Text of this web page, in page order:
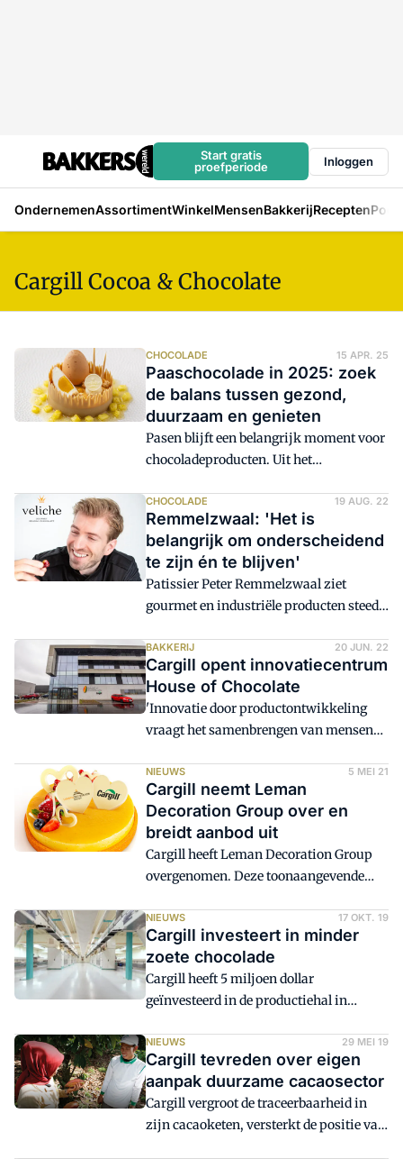
Start gratis
proefperiode
Inloggen
OndernemenAssortimentWinkelMensenBakkerijRecepten
Cargill Cocoa & Chocolate
CHOCOLADE 15 APR. 25
Paaschocolade in 2025: zoek
de balans tussen gezond,
duurzaam en genieten
Pasen blijft een belangrijk moment voor
chocoladeproducten. Uit het
Cargill blijkt dat consumenten daarbij
steeds vaker kiezen voor
chocoladeproducten die naast smaak
ook andere waarden vertegenwoordigen.
Denk daarbij aan een gezonder profiel,
duurzaamheid of plantaardige
belangrijkste inzichten op een rij.
CHOCOLADE 19 AUG. 22
Remmelzwaal: 'Het is
belangrijk om onderscheidend
te zijn én te blijven'
Patissier Peter Remmelzwaal ziet
gourmet en industriële producten steeds
is het juist belangrijk om als
(banket)bakker/chocolatier
onderscheidend te zijn en te blijven.
Sinds 2021 werkt hij vanuit het House of
Chocolate in België als gourmet
Veliche chocolade. Zijn atelier in Katwijk
heeft hij ook nog.
BAKKERIJ 20 JUN. 22
Cargill opent innovatiecentrum
House of Chocolate
'Innovatie door productontwikkeling
vraagt het samenbrengen van mensen
Ze moeten elkaar uitdagen en
inspireren. Dat kan moeilijk via online
communicatieplatforms zoals Teams of
Zoom.' Dat zegt Inge Demeyere, CEO bij
Cargill Chocolate Europe, ter gelegenheid
van de opening van het House of
voor een investering van €20 miljoen.
NIEUWS 5 MEI 21
Cargill neemt Leman
Decoration Group over en
breidt aanbod uit
Cargill heeft Leman Decoration Group
overgenomen. Deze toonaangevende
hele bakkerijsector, van de
ambachtelijke bakker, de klein-
industriële tot de thuisbak-markt.
NIEUWS 17 OKT. 19
Cargill investeert in minder
zoete chocolade
Cargill heeft 5 miljoen dollar
geïnvesteerd in de productiehal in
maken met een verlaagd suikergehalte.
Het bedrijf haakt hiermee in op de
algemene trend van minder suiker in
voedingsmiddelen.
NIEUWS 29 MEI 19
Cargill tevreden over eigen
aanpak duurzame cacaosector
Cargill vergroot de traceerbaarheid in
zijn cacaoketen, versterkt de positie van